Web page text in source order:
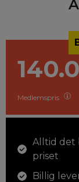
Medlemspris
Alltid det
priset
Billig